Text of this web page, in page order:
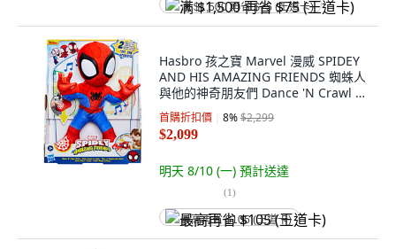
满 $1,500 再省 $75 (王道卡)
Hasbro 孩之寶 Marvel 漫威 SPIDEY
AND HIS AMAZING FRIENDS 蜘蛛人
與他的神奇朋友們 Dance 'N Crawl 娃
娃, 318mm, 蜘蛛俠 多色, 1個
首購折扣價 8%$2,299
$2,099
明天 8/10 (一) 預計送達
(1)
最高再省 $105 (王道卡)